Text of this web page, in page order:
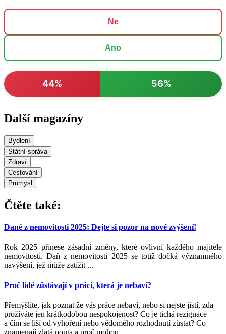
Ne
Ano
44% 56%
Další magazíny
Bydlení
Státní správa
Zdraví
Cestování
Průmysl
Čtěte také:
Daně z nemovitosti 2025: Dejte si pozor na nové zvýšení!
Rok 2025 přinese zásadní změny, které ovlivní každého majitele
nemovitosti. Daň z nemovitosti 2025 se totiž dočká významného
navýšení, jež může zatížit ...
Proč lidé zůstávají v práci, která je nebaví?
Přemýšlíte, jak poznat že vás práce nebaví, nebo si nejste jistí, zda
prožíváte jen krátkodobou nespokojenost? Co je tichá rezignace
a čím se liší od vyhoření nebo vědomého rozhodnutí zůstat? Co
znamenají zlatá pouta a proč mohou…